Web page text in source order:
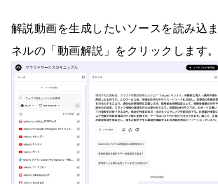
解説動画を生成したいソースを読み込
ネルの「動画解説」をクリックします。